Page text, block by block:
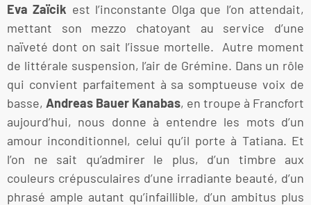
Eva Zaïcik est l’inconstante Olga que l’on attendait,
mettant son mezzo chatoyant au service d’une
naïveté dont on sait l’issue mortelle. Autre moment
de littérale suspension, l’air de Grémine. Dans un rôle
qui convient parfaitement à sa somptueuse voix de
basse, Andreas Bauer Kanabas, en troupe à Francfort
aujourd’hui, nous donne à entendre les mots d’un
amour inconditionnel, celui qu’il porte à Tatiana. Et
l’on ne sait qu’admirer le plus, d’un timbre aux
couleurs crépusculaires d’une irradiante beauté, d’un
phrasé ample autant qu’infaillible, d’un ambitus plus